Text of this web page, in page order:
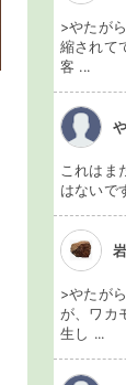
>やたが
縮されて
客 ...
これはま
はないで
>やたが
が、ワカ
生し ...